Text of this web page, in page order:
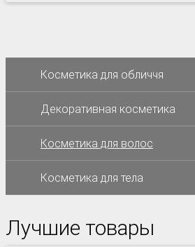
Косметика для обличчя
Декоративная косметика
Косметика для волос
Косметика для тела
Лучшие товары